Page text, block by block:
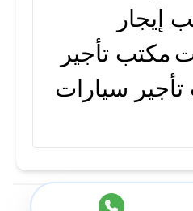
إيجار
مكتب تأجير
سيارات